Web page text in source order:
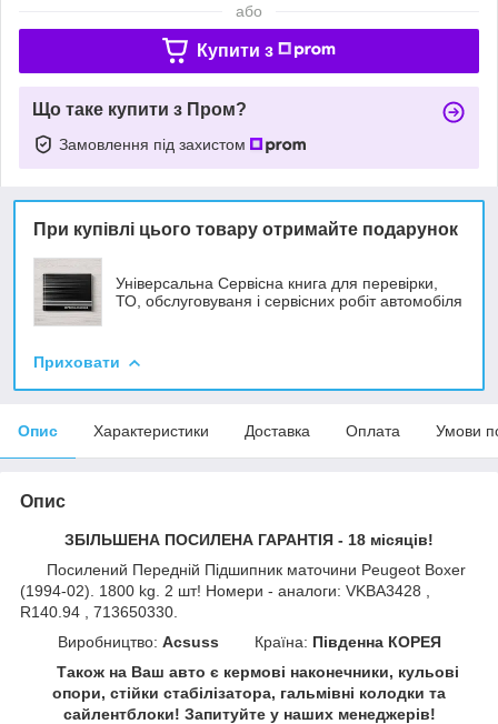
або
Купити з
Що таке купити з Пром?
Замовлення під захистом
При купівлі цього товару отримайте подарунок
Універсальна Сервісна книга для перевірки,
ТО, обслуговуваня і сервісних робіт автомобіля
Приховати
Опис Характеристики Доставка Оплата Умови
Опис
ЗБІЛЬШЕНА ПОСИЛЕНА ГАРАНТІЯ - 18 місяців!
Посилений Передній Підшипник маточини Peugeot Boxer
(1994-02). 1800 kg. 2 шт! Номери - аналоги: VKBA3428 ,
R140.94 , 713650330.
Виробництво: Acsuss Країна: Південна КОРЕЯ
Також на Ваш авто є кермові наконечники, кульові
опори, стійки стабілізатора, гальмівні колодки та
сайлентблоки! Запитуйте у наших менеджерів!